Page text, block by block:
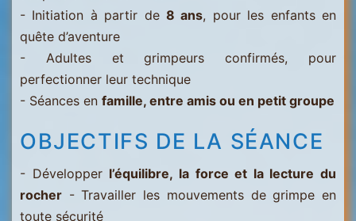
- Initiation à partir de 8 ans, pour les enfants en
quête d’aventure
- Adultes et grimpeurs confirmés, pour
perfectionner leur technique
- Séances en famille, entre amis ou en petit groupe
OBJECTIFS DE LA SÉANCE
- Développer l’équilibre, la force et la lecture du
rocher - Travailler les mouvements de grimpe en
toute sécurité